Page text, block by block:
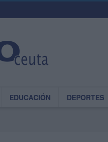
EDUCACIÓN DEPORTES